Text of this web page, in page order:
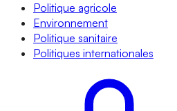
Politique agricole
Environnement
Politique sanitaire
Politiques internationales